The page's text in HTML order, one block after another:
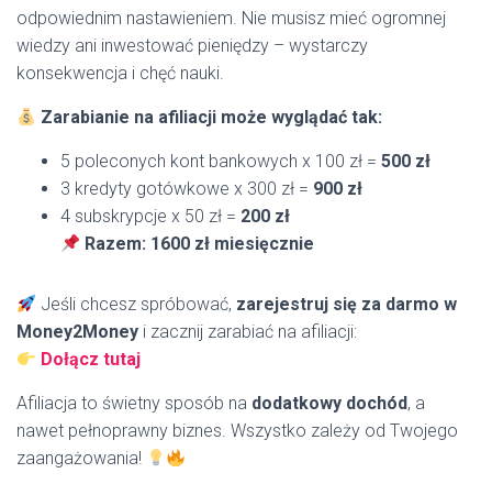
odpowiednim nastawieniem. Nie musisz mieć ogromnej
wiedzy ani inwestować pieniędzy – wystarczy
konsekwencja i chęć nauki.
Zarabianie na afiliacji może wyglądać tak:
5 poleconych kont bankowych x 100 zł = 500 zł
3 kredyty gotówkowe x 300 zł = 900 zł
4 subskrypcje x 50 zł = 200 zł
Razem: 1600 zł miesięcznie
Jeśli chcesz spróbować, zarejestruj się za darmo w
Money2Money i zacznij zarabiać na afiliacji:
Dołącz tutaj
Afiliacja to świetny sposób na dodatkowy dochód, a
nawet pełnoprawny biznes. Wszystko zależy od Twojego
zaangażowania!